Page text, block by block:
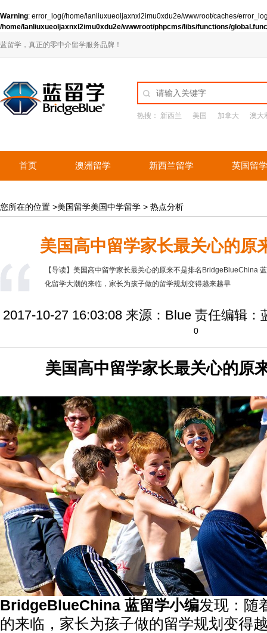
Warning: error_log(/home/lanliuxueoljaxnxl2imu0xdu2e/wwwroot/caches/
/home/lanliuxueoljaxnxl2imu0xdu2e/wwwroot/phpcms/libs/functions/
蓝留学，真正的零中介留学服务品牌！
热搜： 新西兰 美国 加拿大 澳大
首页 澳洲留学 新西兰留学 英国留学
您所在的位置 >美国留学美国中学留学 > 热点分析
美国高中留学家长最关心的原
【导读】美国高中留学家长最关心的原来不是排名BridgeBlueChina
化留学大潮的来临，家长为孩子做的留学规划变得越来越早
2017-10-27 16:03:08 来源：Blue 责任编辑：
0
美国高中留学家长最关心的原
BridgeBlueChina 蓝留学小编发现：随
的来临，家长为孩子做的留学规划变得